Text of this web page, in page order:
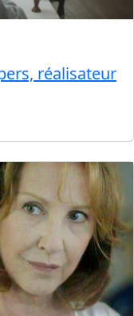
réalisateur